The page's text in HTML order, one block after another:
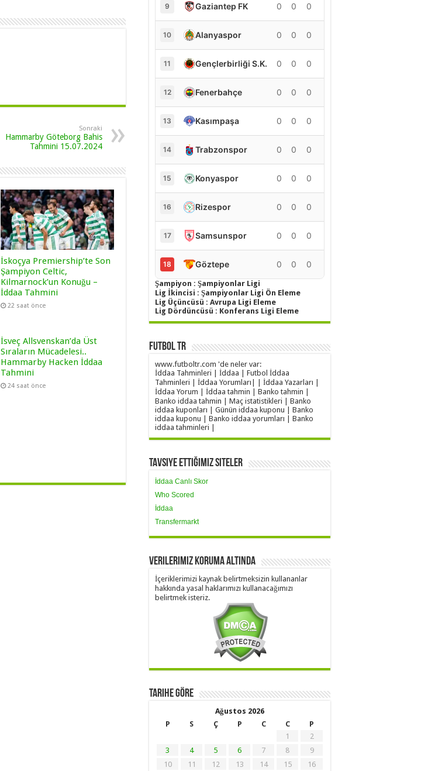
Sonraki
Hammarby Göteborg Bahis
Tahmini 15.07.2024
İskoçya Premiership’te Son
Şampiyon Celtic,
Kilmarnock’un Konuğu –
İddaa Tahmini
22 saat önce
İsveç Allsvenskan’da Üst
Sıraların Mücadelesi..
Hammarby Hacken İddaa
Tahmini
24 saat önce
9 Gaziantep FK 0 0 0
10 Alanyaspor 0 0 0
11 Gençlerbirliği S.K. 0 0 0
12 Fenerbahçe 0 0 0
13 Kasımpaşa 0 0 0
14 Trabzonspor 0 0 0
15 Konyaspor 0 0 0
16 Rizespor 0 0 0
17 Samsunspor 0 0 0
18 Göztepe 0 0 0
Şampiyon : Şampiyonlar Ligi
Lig İkincisi : Şampiyonlar Ligi Ön Eleme
Lig Üçüncüsü : Avrupa Ligi Eleme
Lig Dördüncüsü : Konferans Ligi Eleme
Futbol TR
www.futboltr.com 'de neler var:
İddaa Tahminleri | İddaa | Futbol İddaa
Tahminleri | İddaa Yorumları| | İddaa Yazarları |
İddaa Yorum | İddaa tahmin | Banko tahmin |
Banko iddaa tahmin | Maç istatistikleri | Banko
iddaa kuponları | Günün iddaa kuponu | Banko
iddaa kuponu | Banko iddaa yorumları | Banko
iddaa tahminleri |
Tavsiye Ettiğimiz Siteler
İddaa Canlı Skor
Who Scored
İddaa
Transfermarkt
Verilerimiz Koruma Altında
İçeriklerimizi kaynak belirtmeksizin kullananlar
hakkında yasal haklarımızı kullanacağımızı
belirtmek isteriz.
Tarihe Göre
Ağustos 2026
P
S Ç P C C
P
1
2
3
4 5 6 7 8
9
10
11 12 13 14 15
16